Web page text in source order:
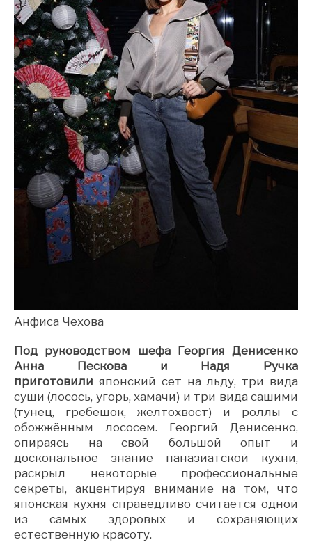
Анфиса Чехова
Под руководством шефа Георгия Денисенко
Анна Пескова и Надя Ручка
приготовили японский сет на льду, три вида
суши (лосось, угорь, хамачи) и три вида сашими
(тунец, гребешок, желтохвост) и роллы с
обожжённым лососем. Георгий Денисенко,
опираясь на свой большой опыт и
доскональное знание паназиатской кухни,
раскрыл некоторые профессиональные
секреты, акцентируя внимание на том, что
японская кухня справедливо считается одной
из самых здоровых и сохраняющих
естественную красоту.